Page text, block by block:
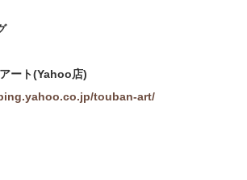
ート(Yahoo店)
touban-art/